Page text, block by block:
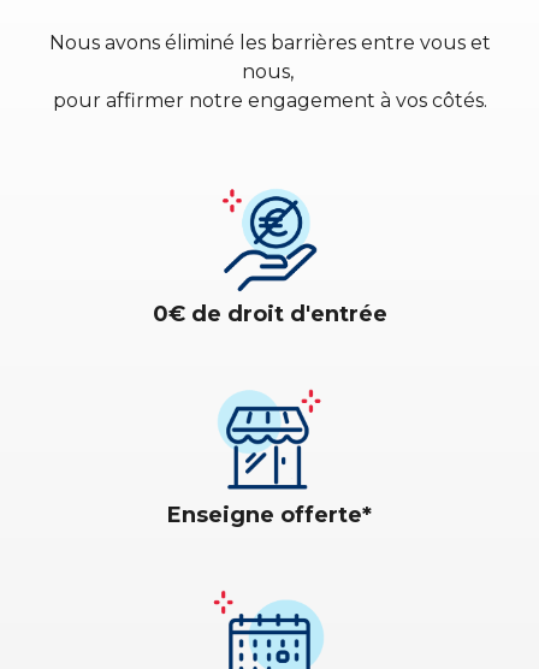
Nous avons éliminé les barrières entre vous et
nous,
pour affirmer notre engagement à vos côtés.
0€ de droit d'entrée
Enseigne offerte*